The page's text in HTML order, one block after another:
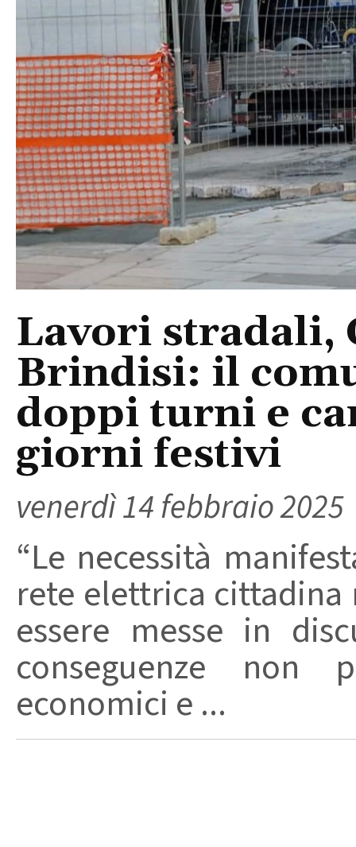
Lavori stradali,
Brindisi: il
doppi turni e
giorni festivi
venerdì 14 febbraio 2025
“Le necessità
rete elettrica
essere messe in
conseguenze non
economici e ...